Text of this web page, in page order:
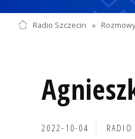
Radio Szczecin »
2022-10-04